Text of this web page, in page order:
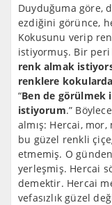
Duyduğuma göre,
ezdiğini görünce,
Kokusunu verip
istiyormuş. Bir peri
renk almak
renklere
“Ben de görülmek
istiyorum.”
almış: Hercai,
bu güzel renkli
etmemiş. O
yerleşmiş. Hercai
demektir. Hercai
vefasızlık güzel